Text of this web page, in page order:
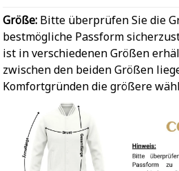
Größe: Bitte überprüfen Sie die
bestmögliche Passform
ist in verschiedenen Größen
zwischen den beiden Größen
Komfortgründen die größere